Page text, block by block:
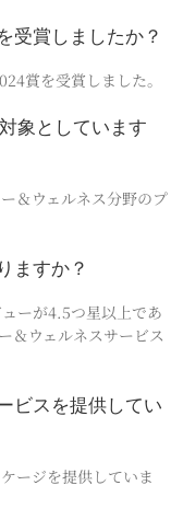
受賞しましたか？
賞を受賞しました。
象としています
＆ウェルネス分野のプ
ますか？
ーが4.5つ星以上であ
＆ウェルネスサービス
ビスを提供してい
ージを提供していま